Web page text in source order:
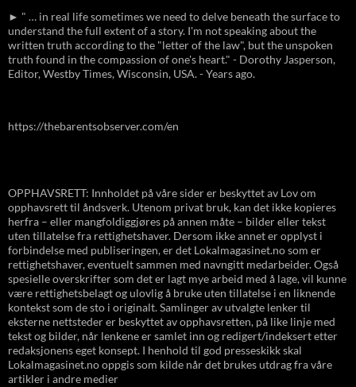
► " … in real life sometimes we need to delve beneath the surface to
understand the full extent of a story. I'm not speaking about the
written truth according to the "letter of the law", but the unspoken
truth found in the compassion of one's heart." - Dorothy Jasperson,
Editor, Westby Times, Wisconsin, USA. - Years ago.
https://thebarentsobserver.com/en
OPPHAVSRETT: Innholdet på våre sider er beskyttet av Lov om
opphavsrett til åndsverk. Utenom privat bruk, kan det ikke kopieres
herfra – eller mangfoldiggjøres på annen måte – bilder eller tekst
uten tillatelse fra rettighetshaver. Dersom ikke annet er opplyst i
forbindelse med publiseringen, er det Lokalmagasinet.no som er
rettighetshaver, eventuelt sammen med navngitt medarbeider. Også
spesielle overskrifter som det er lagt mye arbeid med å lage, vil kunne
være rettighetsbelagt og ulovlig å bruke uten tillatelse i en liknende
kontekst som de sto i originalt. Samlinger av utvalgte lenker til
eksterne nettsteder er beskyttet av opphavsretten, på like linje med
tekst og bilder, når lenkene er samlet inn og redigert/indeksert etter
redaksjonens eget konsept. I henhold til god presseskikk skal
Lokalmagasinet.no oppgis som kilde når det brukes utdrag fra våre
artikler i andre medier